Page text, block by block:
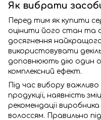
Як вибрати
Перед тим як купити
оцінити його стан та
досягнення
використовувати
доповнюють дію один
комплексний ефект.
Під час вибору
продукції, наявність
рекомендації
волоссям. Правильно